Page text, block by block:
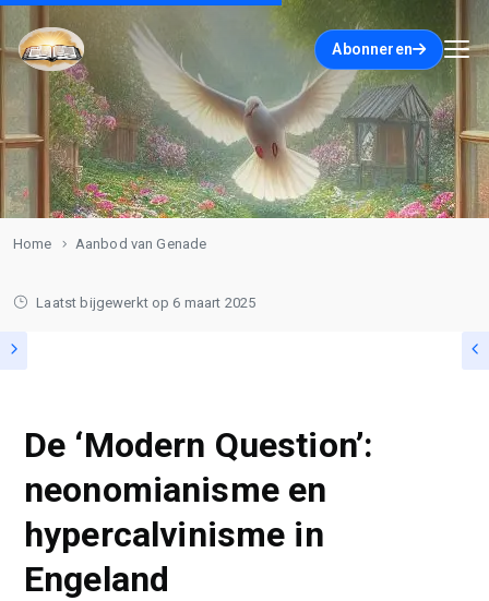
Abonneren
Home Aanbod van Genade
Laatst bijgewerkt op 6 maart 2025
De ‘Modern Question’:
neonomianisme en
hypercalvinisme in
Engeland